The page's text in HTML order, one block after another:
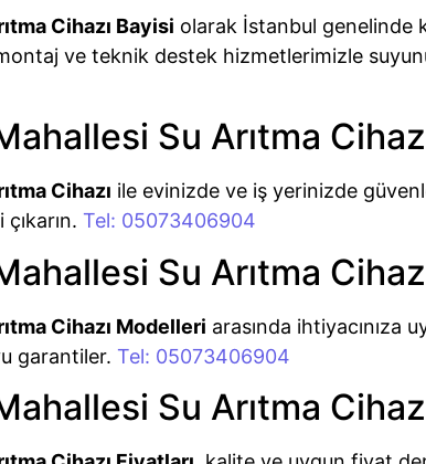
Cihazı Bayisi olarak İstanbul genelinde
ve teknik destek hizmetlerimizle
Su Arıtma
Cihazı ile evinizde ve iş yerinizde
Tel: 05073406904
Su Arıtma
Cihazı Modelleri arasında ihtiyacınıza
garantiler. Tel: 05073406904
Su Arıtma